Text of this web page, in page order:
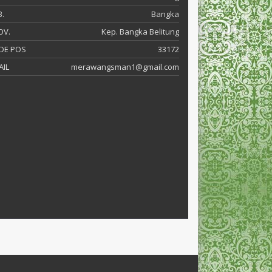
Bangka
Kep. Bangka Belitung
POS
33172
merawangsman1@gmail.com